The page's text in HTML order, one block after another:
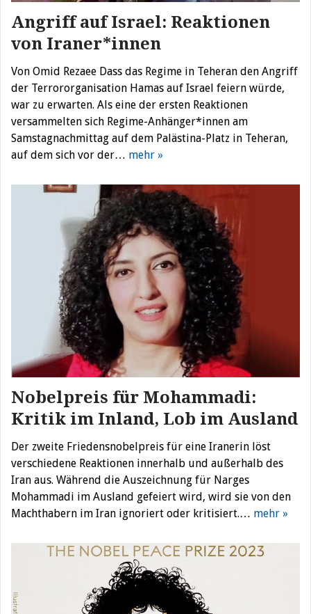
Angriff auf Israel: Reaktionen
von Iraner*innen
Von Omid Rezaee Dass das Regime in Teheran den Angriff
der Terrororganisation Hamas auf Israel feiern würde,
war zu erwarten. Als eine der ersten Reaktionen
versammelten sich Regime-Anhänger*innen am
Samstagnachmittag auf dem Palästina-Platz in Teheran,
auf dem sich vor der… mehr »
Nobelpreis für Mohammadi:
Kritik im Inland, Lob im Ausland
Der zweite Friedensnobelpreis für eine Iranerin löst
verschiedene Reaktionen innerhalb und außerhalb des
Iran aus. Während die Auszeichnung für Narges
Mohammadi im Ausland gefeiert wird, wird sie von den
Machthabern im Iran ignoriert oder kritisiert.… mehr »